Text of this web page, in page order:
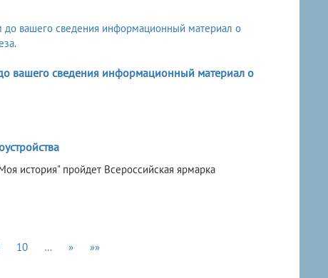
вашего сведения информационный материал о
история" пройдет Всероссийская ярмарка
10 … » »»